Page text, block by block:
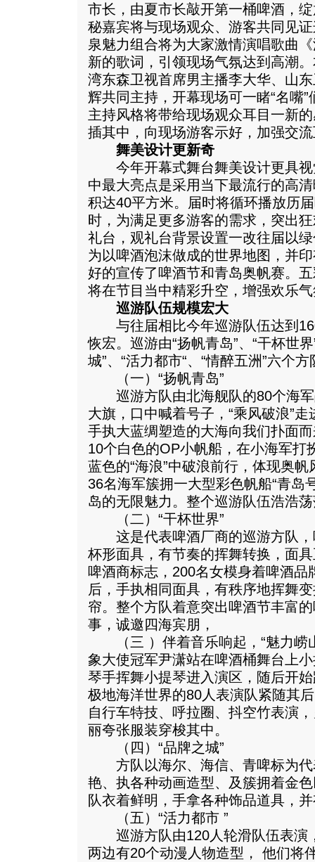
市长，由夏市长敲开第一桶啤酒，
秘嘉宾将与现场观众、游客共同见
泉魅力组合将为大家激情演唱歌曲
新的歌词，引领现场气氛达到高潮
湾东森卫视首席男主播李大华、山
辉共同主持，开幕现场可一睹“名嘴
主持风格将带给现场观众耳目一新
插其中，向现场游客示好，加强交
舞美设计更新奇
今年开幕式舞台舞美设计更具视
中最大亮点是采用当下最流行的高
积达40平方米。届时将循环播放历
时，为满足更多游客的需求，突出
礼台，观礼台背景设置一改往届以
为以啤酒泡沫做成的世界地图，并
好的宣传了啤酒节和青岛奥帆赛。
将在节目当中精彩升空，增强欢乐
巡游队伍规模宏大
与往届相比今年巡游队伍达到
恢宏。巡游由“扬帆青岛”、“干杯世
城”、“活力都市“、“情醉五洲”六个
（一）“扬帆青岛”
巡游方队由北海舰队的80个海军
大旗，口中喊着号子，“乘风破浪”
手执大蓝绸塑造的大海向我们扑面
10个白色的OP小帆船，在小海军打
蓝色的“海浪”中破浪前行，体现奥
36名海军簇拥一大型彩色帆船“青岛
岛的无限魅力。整个巡游队伍浩浩
（二）“干杯世界”
这是代表啤酒厂商的巡游方队，
杯形面具，有节奏的挥舞转换，面
啤酒商标志，200名女模身着啤酒品
后，手执相同面具，有秩序地挥舞
帘。整个方队着意突出啤酒节丰富
事，诚邀四海宾朋，
（三 ）伴着音乐响起，“魅力崂
象大使冠军尹潇站在啤酒桶舞台上
琴手挥舞小提琴进入演区，随后开
极地海洋世界的80人表演队紧随其
自行车特技、呼拉圈、抖空竹表演
丽夸张服装穿梭其中。
（四）“品牌之城”
方队以海尔、海信、青啤标为代
艳、执各种动画造型、及簇拥着金
队衣着鲜明，手拿各种饰品道具，
（五）“活力都市 ”
巡游方队由120人轮滑队伍表演
两边有20个动漫人物造型， 他们将